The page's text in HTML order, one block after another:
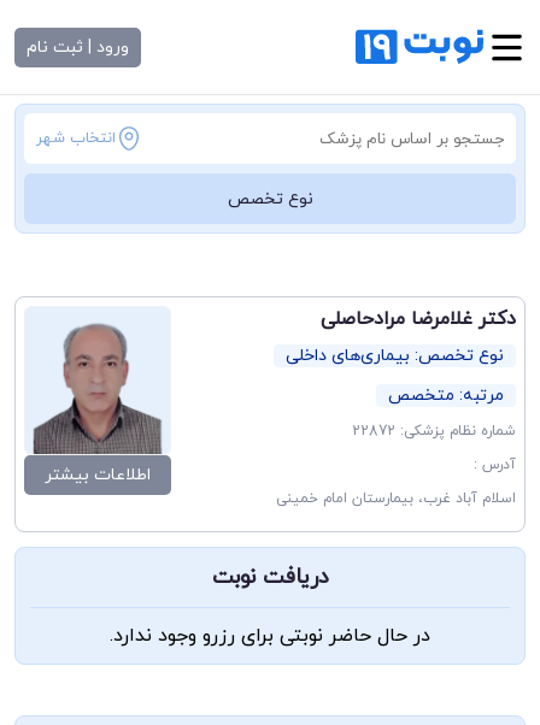
ورود | ثبت نام
انتخاب شهر
نوع تخصص
دکتر غلامرضا مرادحاصلی
نوع تخصص: بیماری‌های داخلی
مرتبه: متخصص
شماره نظام پزشکی: 22872
آدرس :
اسلام آباد غرب، بیمارستان امام خمینی
اطلاعات بیشتر
دریافت نوبت
در حال حاضر نوبتی برای رزرو وجود ندارد.